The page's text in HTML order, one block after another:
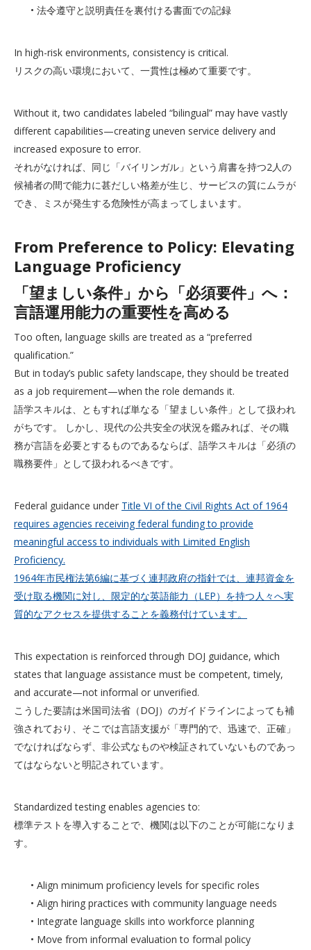
• 法令遵守と説明責任を裏付ける書面での記録
In high-risk environments, consistency is critical.
リスクの高い環境において、一貫性は極めて重要です。
Without it, two candidates labeled “bilingual” may have vastly
different capabilities—creating uneven service delivery and
increased exposure to error.
それがなければ、同じ「バイリンガル」という肩書を持つ2人の
候補者の間で能力に甚だしい格差が生じ、サービスの質にムラが
でき、ミスが発生する危険性が高まってしまいます。
From Preference to Policy: Elevating
Language Proficiency
「望ましい条件」から「必須要件」へ：
言語運用能力の重要性を高める
Too often, language skills are treated as a “preferred
qualification.”
But in today’s public safety landscape, they should be treated
as a job requirement—when the role demands it.
語学スキルは、ともすれば単なる「望ましい条件」として扱われ
がちです。 しかし、現代の公共安全の状況を鑑みれば、その職
務が言語を必要とするものであるならば、語学スキルは「必須の
職務要件」として扱われるべきです。
Federal guidance under Title VI of the Civil Rights Act of 1964
requires agencies receiving federal funding to provide
meaningful access to individuals with Limited English
Proficiency.
1964年市民権法第6編に基づく連邦政府の指針では、連邦資金を
受け取る機関に対し、限定的な英語能力（LEP）を持つ人々へ実
質的なアクセスを提供することを義務付けています。
This expectation is reinforced through DOJ guidance, which
states that language assistance must be competent, timely,
and accurate—not informal or unverified.
こうした要請は米国司法省（DOJ）のガイドラインによっても補
強されており、そこでは言語支援が「専門的で、迅速で、正確」
でなければならず、非公式なものや検証されていないものであっ
てはならないと明記されています。
Standardized testing enables agencies to:
標準テストを導入することで、機関は以下のことが可能になりま
す。
• Align minimum proficiency levels for specific roles
• Align hiring practices with community language needs
• Integrate language skills into workforce planning
• Move from informal evaluation to formal policy